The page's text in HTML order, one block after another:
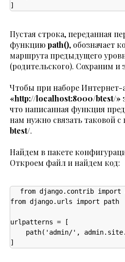
]
Пустая строка, переданная
функцию path(), обозначает
маршрута предыдущего
(родительского). Сохраним и
Чтобы при наборе Интернет-
«http://localhost:8000/btest/»
что написанная функция
нам нужно связать таковой
btest/.
Найдем в пакете
Откроем файл и найдем код:
from django.contrib import
from django.urls import path
urlpatterns = [
path('admin/',
]